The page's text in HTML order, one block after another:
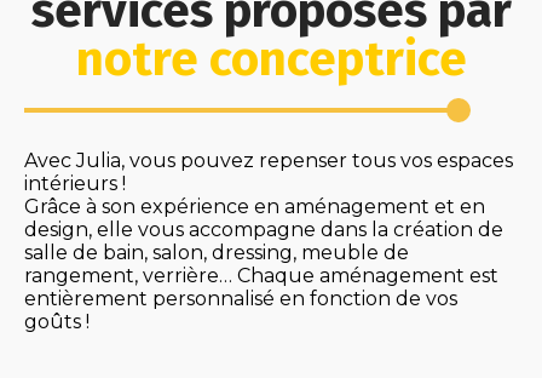
notre conceptrice
Avec Julia, vous pouvez repenser tous vos espaces
intérieurs !
Grâce à son expérience en aménagement et en
design, elle vous accompagne dans la création de
salle de bain, salon, dressing, meuble de
rangement, verrière… Chaque aménagement est
entièrement personnalisé en fonction de vos
goûts !